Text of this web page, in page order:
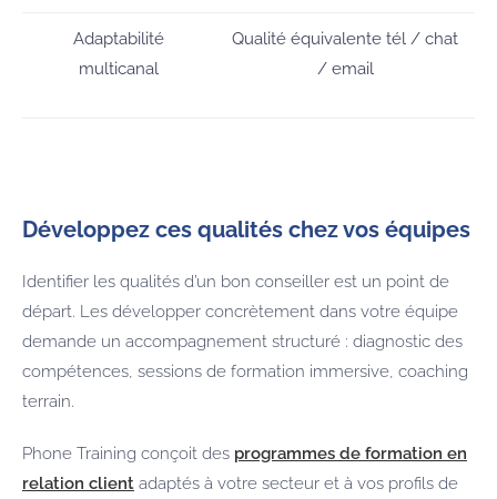
Adaptabilité
multicanal
Qualité équivalente tél / chat
/ email
Développez ces qualités chez vos équipes
Identifier les qualités d’un bon conseiller est un point de
départ. Les développer concrètement dans votre équipe
demande un accompagnement structuré : diagnostic des
compétences, sessions de formation immersive, coaching
terrain.
Phone Training conçoit des programmes de formation en
relation client adaptés à votre secteur et à vos profils de